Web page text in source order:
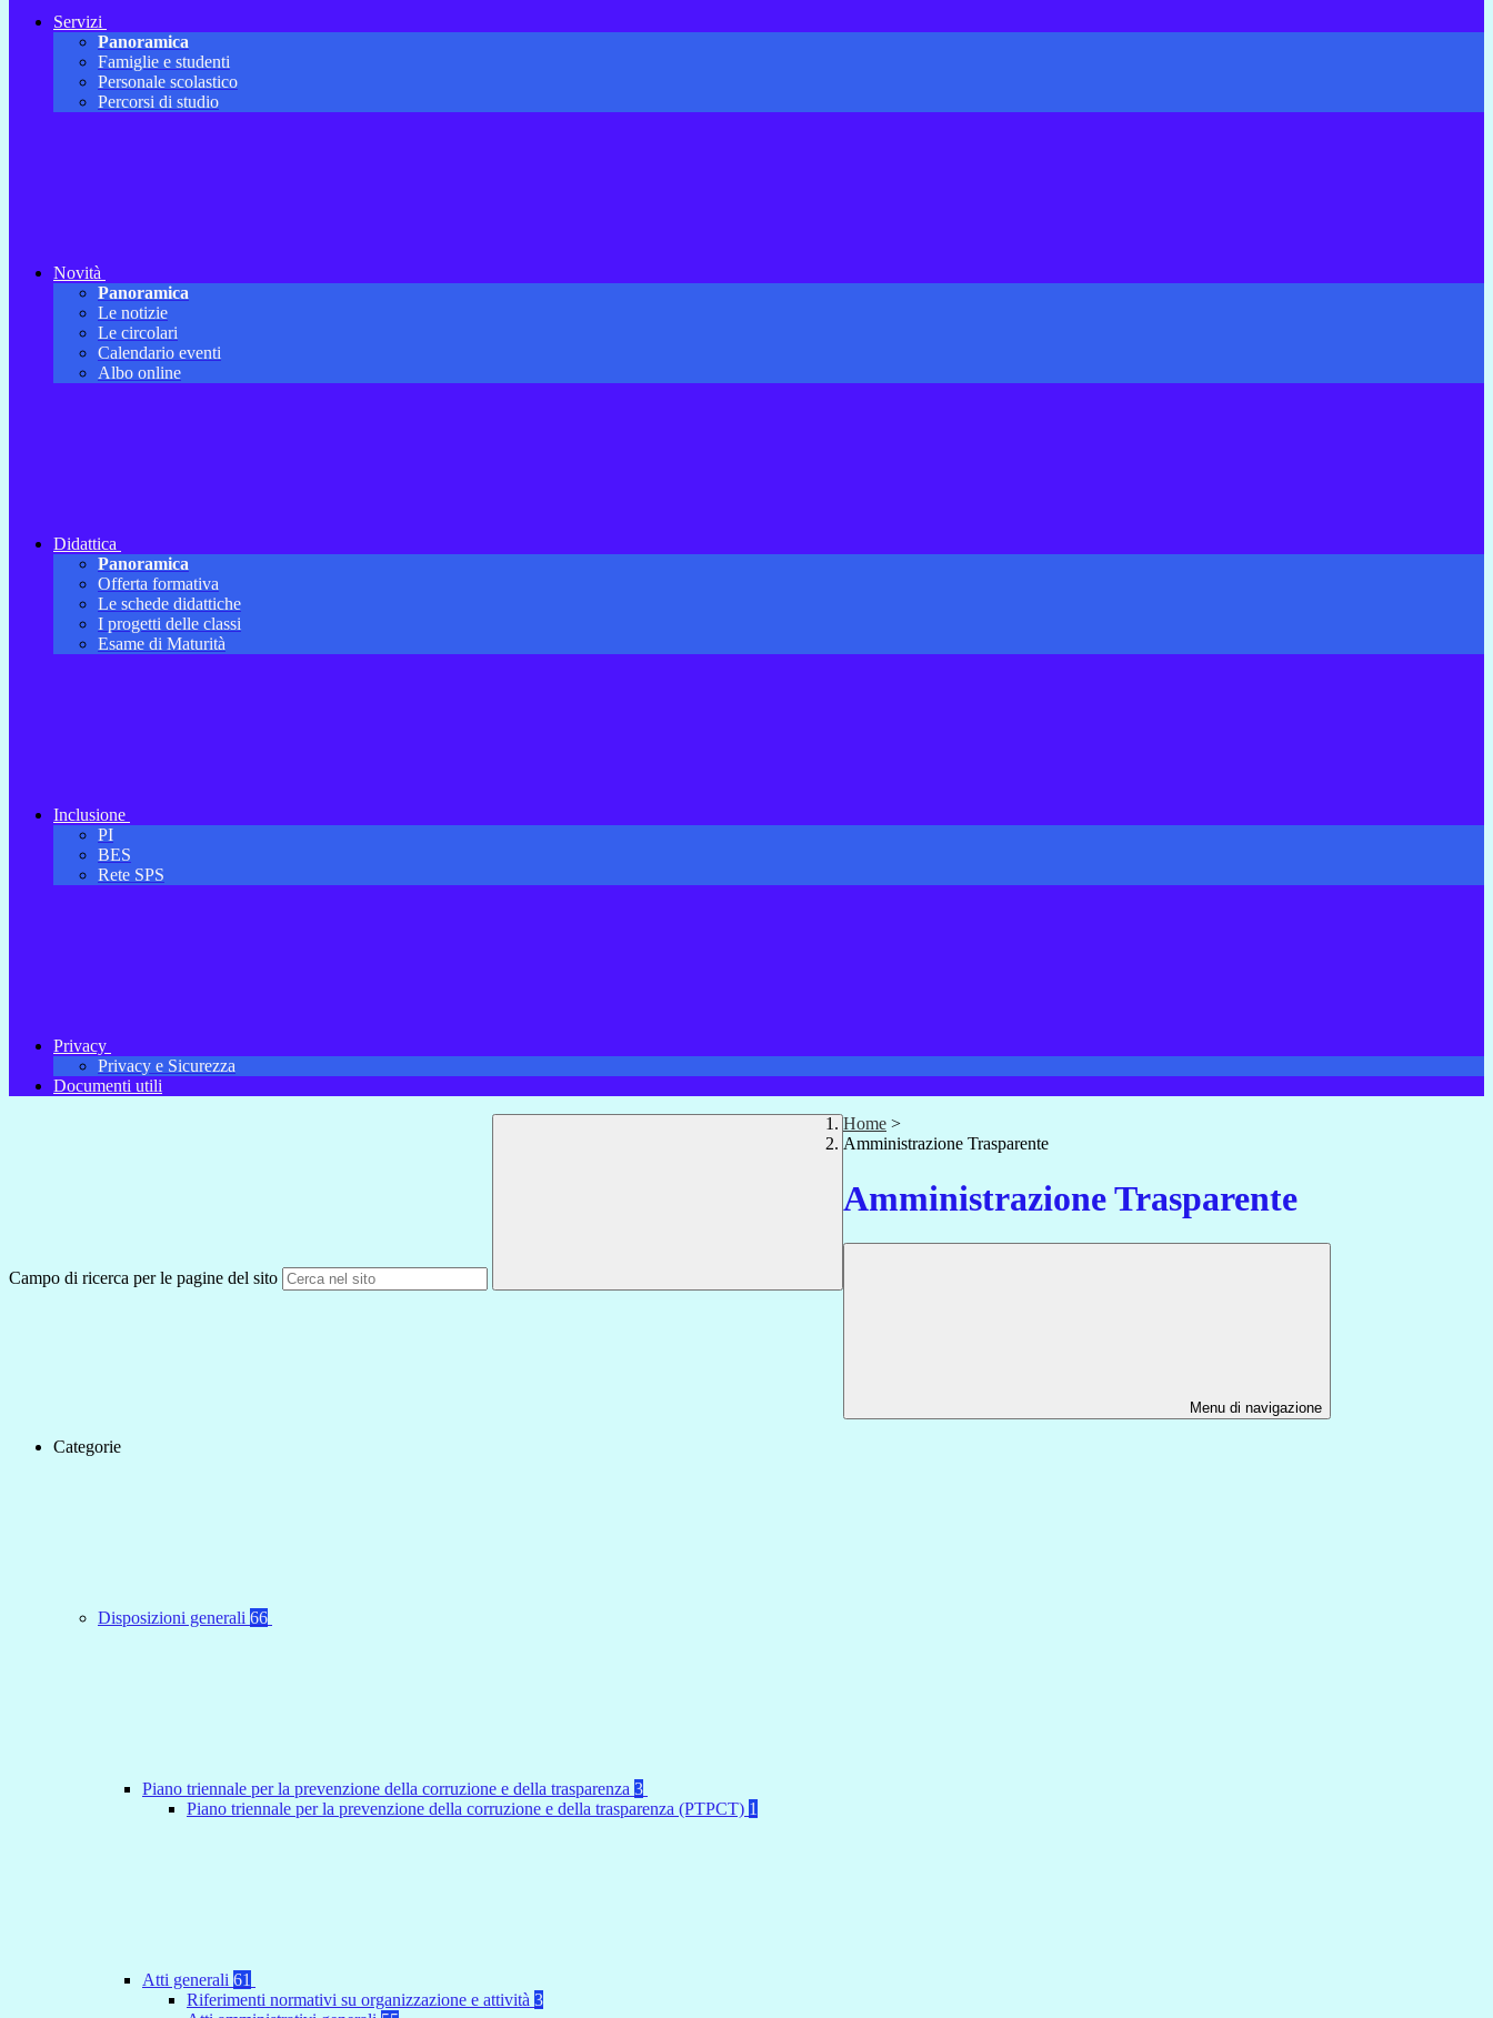
Servizi
Panoramica
Famiglie e studenti
Personale scolastico
Percorsi di studio
Novità
Panoramica
Le notizie
Le circolari
Calendario eventi
Albo online
Didattica
Panoramica
Offerta formativa
Le schede didattiche
I progetti delle classi
Esame di Maturità
Inclusione
PI
BES
Rete SPS
Privacy
Privacy e Sicurezza
Documenti utili
Campo di ricerca per le pagine del sito
Home >
Amministrazione Trasparente
Amministrazione Trasparente
Menu di navigazione
Categorie
Disposizioni generali 66
Piano triennale per la prevenzione della corruzione e della trasparenza 3
Piano triennale per la prevenzione della corruzione e della trasparenza (PTPCT) 1
Atti generali 61
Riferimenti normativi su organizzazione e attività 3